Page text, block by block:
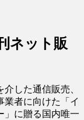
ネット販
した通信販売、
業者に向けた「イ
」に贈る国内唯一